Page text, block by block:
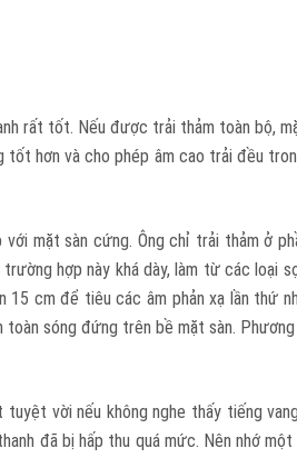
rất tốt. Nếu được trải thảm toàn bộ,
hơn và cho phép âm cao trải đều
mặt sàn cứng. Ông chỉ trải thảm ở
hợp này khá dày, làm từ các loại
cm để tiêu các âm phản xạ lần thứ
sóng đứng trên bề mặt sàn.
vời nếu không nghe thấy tiếng
đã bị hấp thu quá mức. Nên nhớ